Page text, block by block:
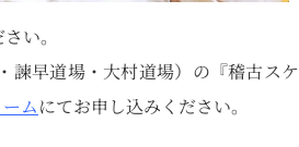
い。
諫早道場・大村道場）の『稽古スケ
ムにてお申し込みください。